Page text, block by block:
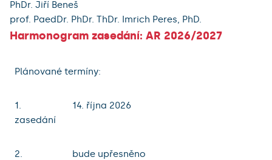
PhDr. Jiří Beneš
prof. PaedDr. PhDr. ThDr. Imrich Peres, PhD.
Harmonogram zasedání: AR 2026/2027
Plánované termíny:
1.
zasedání
14. října 2026
2.
bude upřesněno